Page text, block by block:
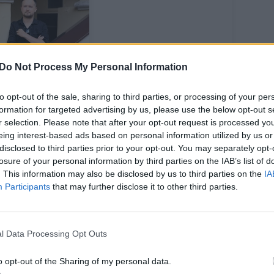
Do Not Process My Personal Information
opt-out of the sale, sharing to third parties, or processing of your
for targeted advertising by us, please use the below opt-out
selection. Please note that after your opt-out request is processed
interest-based ads based on personal information utilized by us
to third parties prior to your opt-out. You may separately
of your personal information by third parties on the IAB’s list of
This information may also be disclosed by us to third parties on the
Participants that may further disclose it to other third parties.
Data Processing Opt Outs
opt-out of the Sharing of my personal data.
Katlerio
žinomas
laidų
dažnai rašo, kad atsisveikina tikrai ne
ir negrįžta.